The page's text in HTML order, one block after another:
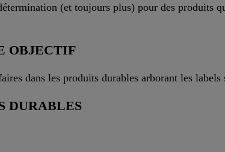
(et toujours plus) pour des produits
OBJECTIF
dans les produits durables arborant les labels
DURABLES